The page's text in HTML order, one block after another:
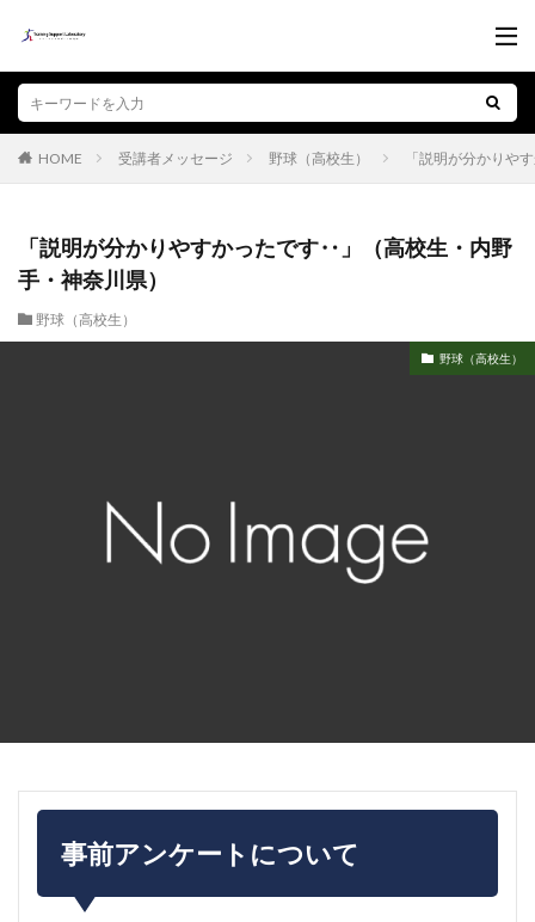
HOME 受講者メッセージ 野球（高校生） 「説明が分かりや
「説明が分かりやすかったです‥」（高校生・内野
手・神奈川県）
野球（高校生）
野球（高校生）
事前アンケートについて